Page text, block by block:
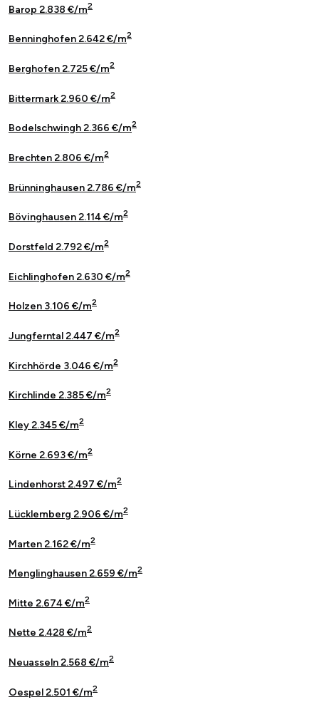
Barop 2.838 €/m2
Benninghofen 2.642 €/m2
Berghofen 2.725 €/m2
Bittermark 2.960 €/m2
Bodelschwingh 2.366 €/m2
Brechten 2.806 €/m2
Brünninghausen 2.786 €/m2
Bövinghausen 2.114 €/m2
Dorstfeld 2.792 €/m2
Eichlinghofen 2.630 €/m2
Holzen 3.106 €/m2
Jungferntal 2.447 €/m2
Kirchhörde 3.046 €/m2
Kirchlinde 2.385 €/m2
Kley 2.345 €/m2
Körne 2.693 €/m2
Lindenhorst 2.497 €/m2
Lücklemberg 2.906 €/m2
Marten 2.162 €/m2
Menglinghausen 2.659 €/m2
Mitte 2.674 €/m2
Nette 2.428 €/m2
Neuasseln 2.568 €/m2
Oespel 2.501 €/m2